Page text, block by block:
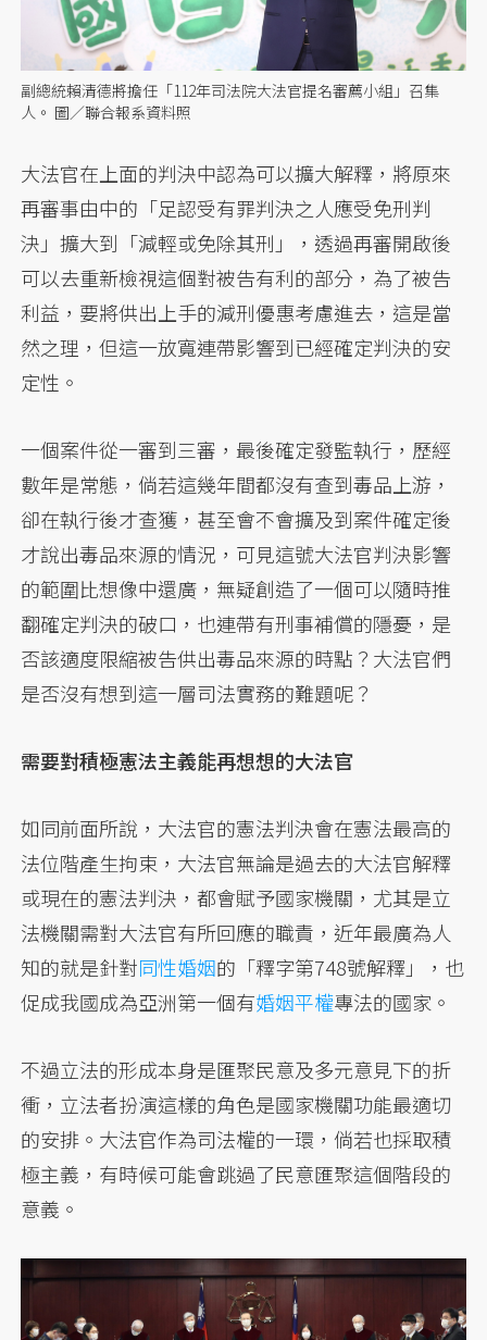
副總統賴清德將擔任「112年司法院大法官提名審薦小組」召集
人。 圖／聯合報系資料照
大法官在上面的判決中認為可以擴大解釋，將原來
再審事由中的「足認受有罪判決之人應受免刑判
決」擴大到「減輕或免除其刑」，透過再審開啟後
可以去重新檢視這個對被告有利的部分，為了被告
利益，要將供出上手的減刑優惠考慮進去，這是當
然之理，但這一放寬連帶影響到已經確定判決的安
定性。
一個案件從一審到三審，最後確定發監執行，歷經
數年是常態，倘若這幾年間都沒有查到毒品上游，
卻在執行後才查獲，甚至會不會擴及到案件確定後
才說出毒品來源的情況，可見這號大法官判決影響
的範圍比想像中還廣，無疑創造了一個可以隨時推
翻確定判決的破口，也連帶有刑事補償的隱憂，是
否該適度限縮被告供出毒品來源的時點？大法官們
是否沒有想到這一層司法實務的難題呢？
需要對積極憲法主義能再想想的大法官
如同前面所說，大法官的憲法判決會在憲法最高的
法位階產生拘束，大法官無論是過去的大法官解釋
或現在的憲法判決，都會賦予國家機關，尤其是立
法機關需對大法官有所回應的職責，近年最廣為人
知的就是針對同性婚姻的「釋字第748號解釋」，也
促成我國成為亞洲第一個有婚姻平權專法的國家。
不過立法的形成本身是匯聚民意及多元意見下的折
衝，立法者扮演這樣的角色是國家機關功能最適切
的安排。大法官作為司法權的一環，倘若也採取積
極主義，有時候可能會跳過了民意匯聚這個階段的
意義。